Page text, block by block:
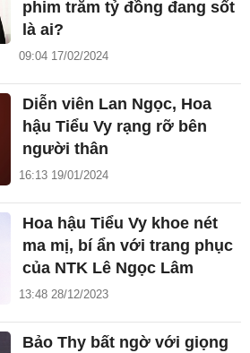
phim trăm tỷ đồng đang sốt
là ai?
09:04 17/02/2024
Diễn viên Lan Ngọc, Hoa
hậu Tiểu Vy rạng rỡ bên
người thân
16:13 19/01/2024
Hoa hậu Tiểu Vy khoe nét
ma mị, bí ẩn với trang phục
của NTK Lê Ngọc Lâm
13:48 28/12/2023
Bảo Thy bất ngờ với giọng